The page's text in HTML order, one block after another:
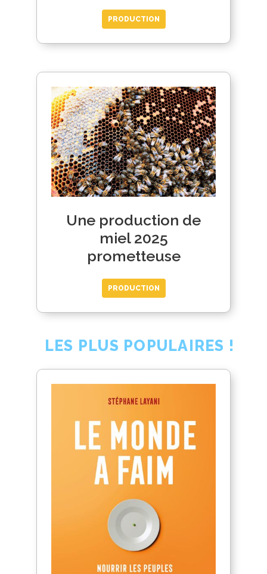
PRODUCTION
Une production de
miel 2025
prometteuse
PRODUCTION
LES PLUS POPULAIRES !